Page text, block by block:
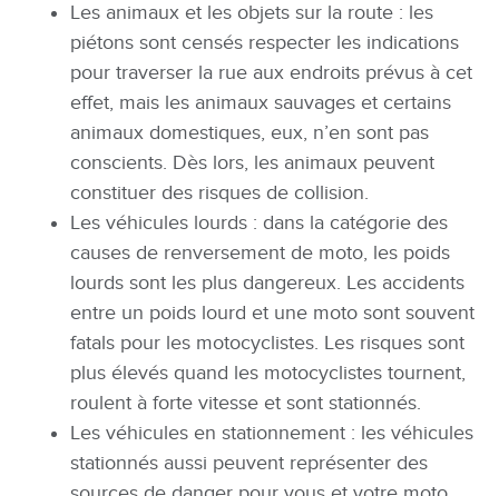
Les animaux et les objets sur la route : les
piétons sont censés respecter les indications
pour traverser la rue aux endroits prévus à cet
effet, mais les animaux sauvages et certains
animaux domestiques, eux, n’en sont pas
conscients. Dès lors, les animaux peuvent
constituer des risques de collision.
Les véhicules lourds : dans la catégorie des
causes de renversement de moto, les poids
lourds sont les plus dangereux. Les accidents
entre un poids lourd et une moto sont souvent
fatals pour les motocyclistes. Les risques sont
plus élevés quand les motocyclistes tournent,
roulent à forte vitesse et sont stationnés.
Les véhicules en stationnement : les véhicules
stationnés aussi peuvent représenter des